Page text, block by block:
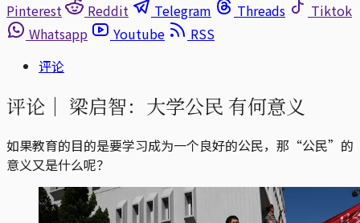
Pinterest
Reddit Telegram Threads
Tiktok
Whatsapp
Youtube
RSS
评论
评论｜ 梁启智：大学公民 有何意义
如果教育的目的是要学习成为一个良好的公民，那“公民”的
意义又是什么呢？